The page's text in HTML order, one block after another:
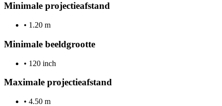
Minimale projectieafstand
• 1.20 m
Minimale beeldgrootte
• 120 inch
Maximale projectieafstand
• 4.50 m